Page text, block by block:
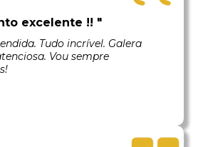
excelente !! "
Tudo incrível. Galera
Vou sempre